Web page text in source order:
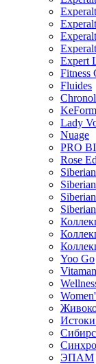
Expert
Fitness
Fluides
Lady
Nuage
PRO
Rose
Yoo Go
ЭПАМ